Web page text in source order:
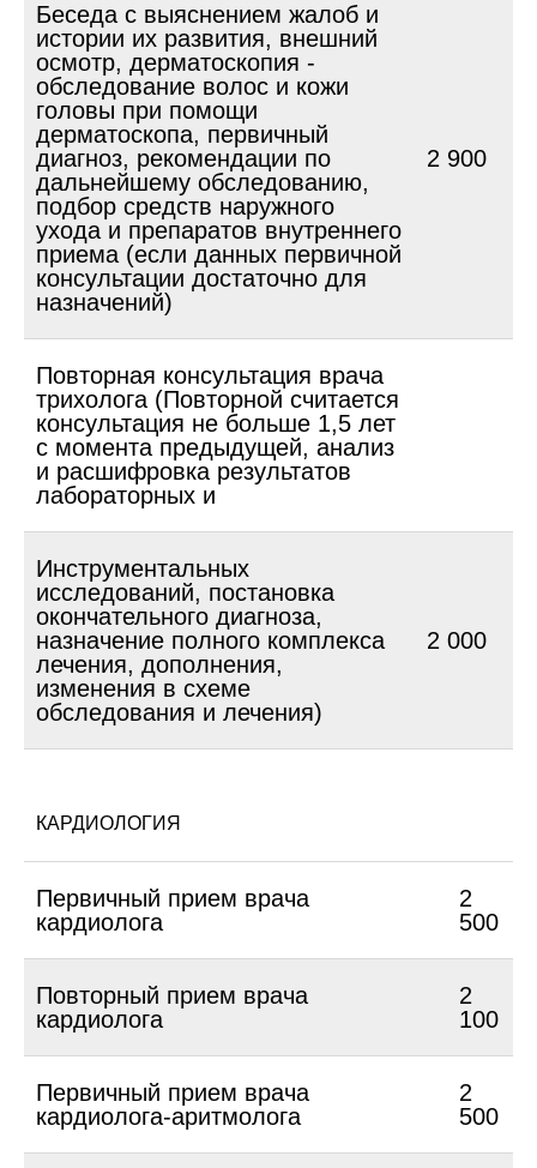
Беседа с выяснением жалоб и
истории их развития, внешний
осмотр, дерматоскопия -
обследование волос и кожи
головы при помощи
дерматоскопа, первичный
диагноз, рекомендации по
дальнейшему обследованию,
подбор средств наружного
ухода и препаратов внутреннего
приема (если данных первичной
консультации достаточно для
назначений)
2 900
Повторная консультация врача
трихолога (Повторной считается
консультация не больше 1,5 лет
с момента предыдущей, анализ
и расшифровка результатов
лабораторных и
Инструментальных
исследований, постановка
окончательного диагноза,
назначение полного комплекса
лечения, дополнения,
изменения в схеме
обследования и лечения)
2 000
КАРДИОЛОГИЯ
Первичный прием врача
кардиолога
2
500
Повторный прием врача
кардиолога
2
100
Первичный прием врача
кардиолога-аритмолога
2
500